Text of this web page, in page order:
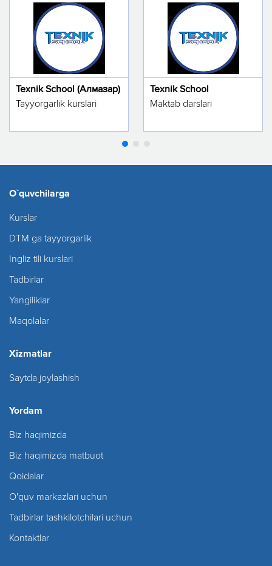
Texnik School (Алмазар)
Tayyorgarlik kurslari
Texnik School
Maktab darslari
O`quvchilarga
Kurslar
DTM ga tayyorgarlik
Ingliz tili kurslari
Tadbirlar
Yangiliklar
Maqolalar
Xizmatlar
Saytda joylashish
Yordam
Biz haqimizda
Biz haqimizda matbuot
Qoidalar
O'quv markazlari uchun
Tadbirlar tashkilotchilari uchun
Kontaktlar